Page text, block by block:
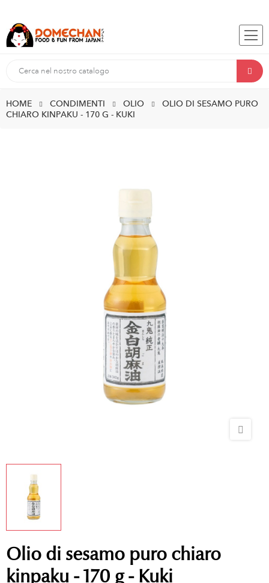
HOME CONDIMENTI OLIO
OLIO DI SESAMO PURO
CHIARO KINPAKU - 170 G - KUKI
Olio di sesamo puro chiaro
kinpaku - 170 g - Kuki